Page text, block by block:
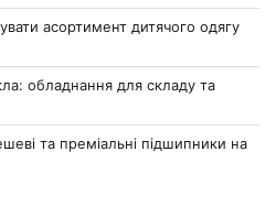
асортимент дитячого одягу
обладнання для складу та
та преміальні підшипники на